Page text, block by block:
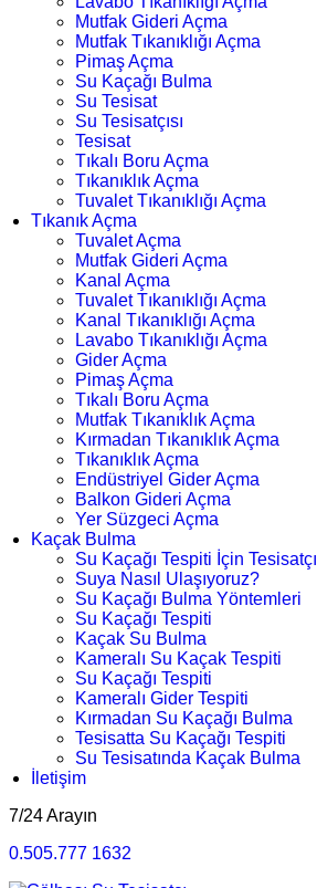
Mutfak Gideri Açma
Mutfak Tıkanıklığı Açma
Pimaş Açma
Su Kaçağı Bulma
Su Tesisat
Su Tesisatçısı
Tesisat
Tıkalı Boru Açma
Tıkanıklık Açma
Tuvalet Tıkanıklığı Açma
Tıkanık Açma
Tuvalet Açma
Mutfak Gideri Açma
Kanal Açma
Tuvalet Tıkanıklığı Açma
Kanal Tıkanıklığı Açma
Lavabo Tıkanıklığı Açma
Gider Açma
Pimaş Açma
Tıkalı Boru Açma
Mutfak Tıkanıklık Açma
Kırmadan Tıkanıklık Açma
Tıkanıklık Açma
Endüstriyel Gider Açma
Balkon Gideri Açma
Yer Süzgeci Açma
Kaçak Bulma
Su Kaçağı Tespiti İçin Tesisatçı
Suya Nasıl Ulaşıyoruz?
Su Kaçağı Bulma Yöntemleri
Su Kaçağı Tespiti
Kaçak Su Bulma
Kameralı Su Kaçak Tespiti
Su Kaçağı Tespiti
Kameralı Gider Tespiti
Kırmadan Su Kaçağı Bulma
Tesisatta Su Kaçağı Tespiti
Su Tesisatında Kaçak Bulma
İletişim
7/24 Arayın
0.505.777 1632